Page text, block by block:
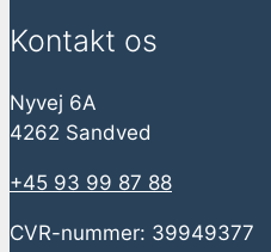
Kontakt os
Nyvej 6A
4262 Sandved
+45 93 99 87 88
CVR-nummer: 39949377